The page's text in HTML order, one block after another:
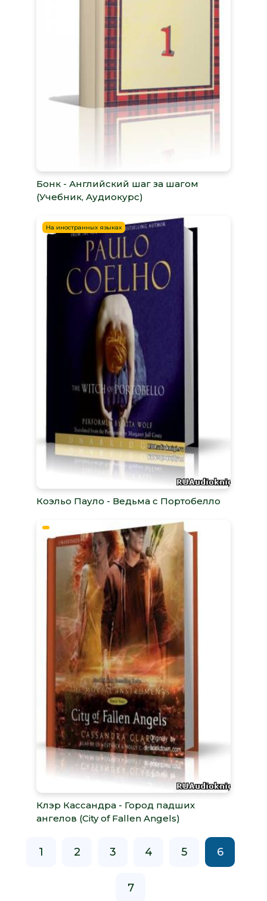
Бонк - Английский шаг за шагом
(Учебник, Аудиокурс)
На иностранных языках
Коэльо Пауло - Ведьма с Портобелло
Клэр Кассандра - Город падших
ангелов (City of Fallen Angels)
1 2 3 4 5 6
7